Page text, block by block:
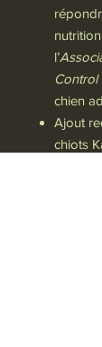
l’
Control
chien
Ajout
chiots